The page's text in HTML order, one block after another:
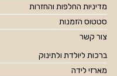
מדיניות החלפות והחזרות
סטטוס הזמנות
צור קשר
ברכות ליולדת ולתינוק
מארזי לידה